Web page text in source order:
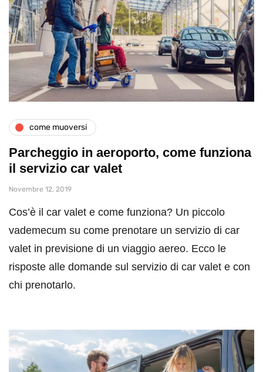
come muoversi
Parcheggio in aeroporto, come funziona
il servizio car valet
Novembre 12, 2019
Cos’è il car valet e come funziona? Un piccolo
vademecum su come prenotare un servizio di car
valet in previsione di un viaggio aereo. Ecco le
risposte alle domande sul servizio di car valet e con
chi prenotarlo.